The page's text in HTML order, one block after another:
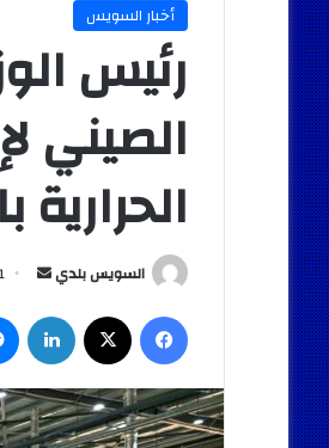
أخبار السويس
رئيس
الصيني
الحرارية
السويس بلدي
أرسل 11
فيسبوك